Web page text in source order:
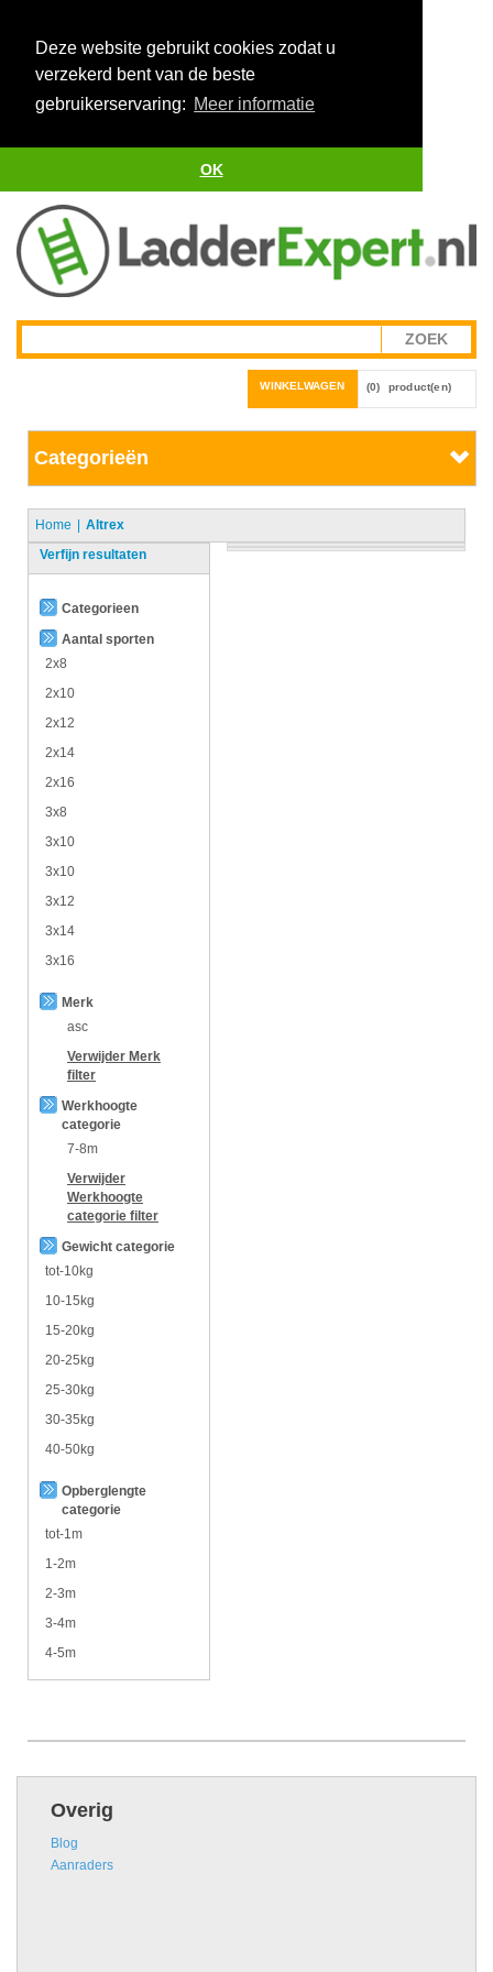
Deze website gebruikt cookies zodat u
verzekerd bent van de beste
gebruikerservaring: Meer informatie
OK
WINKELWAGEN (0) product(en)
Categorieën
Home
Altrex
Verfijn resultaten
Categorieen
Aantal sporten
2x8
2x10
2x12
2x14
2x16
3x8
3x10
3x10
3x12
3x14
3x16
Merk
asc
Verwijder Merk
filter
Werkhoogte
categorie
7-8m
Verwijder
Werkhoogte
categorie filter
Gewicht categorie
tot-10kg
10-15kg
15-20kg
20-25kg
25-30kg
30-35kg
40-50kg
Opberglengte
categorie
tot-1m
1-2m
2-3m
3-4m
4-5m
Overig
Blog
Aanraders